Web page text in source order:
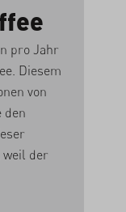
pro Jahr
Diesem
von
den
der